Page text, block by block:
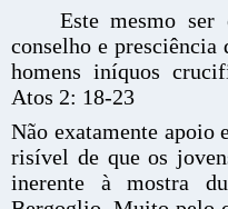
Este mesmo ser
conselho e presciência
homens iníquos
Atos 2: 18-23
Não exatamente apoio
risível de que os
inerente à mostra